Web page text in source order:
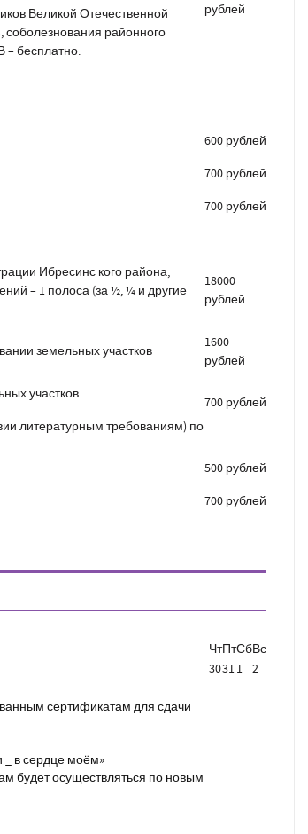
Великой Отечественной
районного
– бесплатно.
рублей
600 рублей
700 рублей
700 рублей
Ибресинс кого района,
– 1 полоса (за ½, ¼ и другие
18000
рублей
земельных участков
1600
рублей
участков
литературным требованиям) по
700 рублей
500 рублей
700 рублей
ЧтПтСбВс
30311 2
сертификатам для сдачи
в сердце моём»
будет осуществляться по новым